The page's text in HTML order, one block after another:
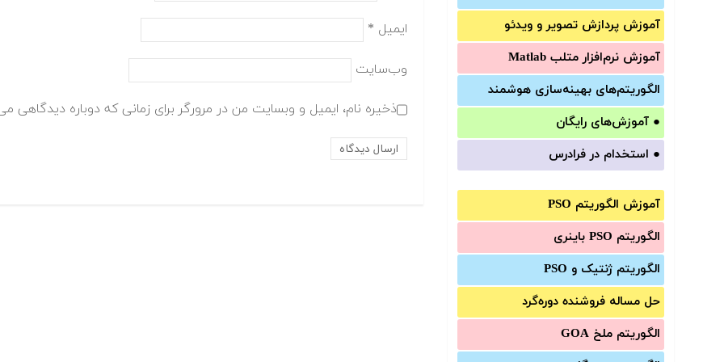
آموزش‌ پردازش تصویر و ویدئو
آموزش‌ نرم‌افزار متلب Matlab
الگوریتم‌های بهینه‌سازی هوشمند
● آموزش‌های رایگان
● استخدام در فرادرس
آموزش الگوریتم PSO
الگوریتم PSO باینری
الگوریتم ژنتیک و PSO
حل مساله فروشنده دوره‌گرد
الگوریتم ملخ GOA
ایمیل *
وب‌سایت
ذخیره نام، ایمیل و وبسایت من در مرورگر برای زمانی که دوباره دیدگاهی